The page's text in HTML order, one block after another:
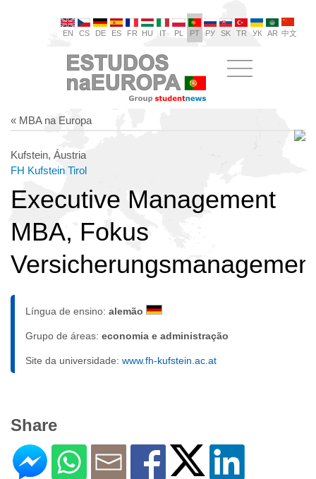
EN CS DE ES FR HU IT PL PT РУ SK TR УК AR 中文
« MBA na Europa
Kufstein, Áustria
FH Kufstein Tirol
Executive Management
MBA, Fokus
Língua de ensino: alemão
Grupo de áreas: economia e administração
Site da universidade: www.fh-kufstein.ac.at
Share